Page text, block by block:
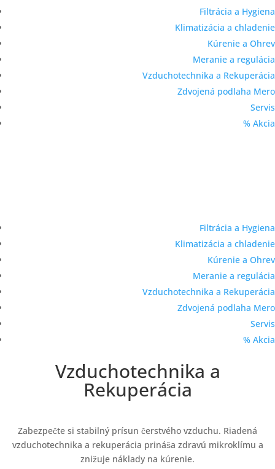
Filtrácia a Hygiena
Klimatizácia a chladenie
Kúrenie a Ohrev
Meranie a regulácia
Vzduchotechnika a Rekuperácia
Zdvojená podlaha Mero
Servis
% Akcia
Filtrácia a Hygiena
Klimatizácia a chladenie
Kúrenie a Ohrev
Meranie a regulácia
Vzduchotechnika a Rekuperácia
Zdvojená podlaha Mero
Servis
% Akcia
Vzduchotechnika a
Rekuperácia
Zabezpečte si stabilný prísun čerstvého vzduchu. Riadená
vzduchotechnika a rekuperácia prináša zdravú mikroklímu a
znižuje náklady na kúrenie.